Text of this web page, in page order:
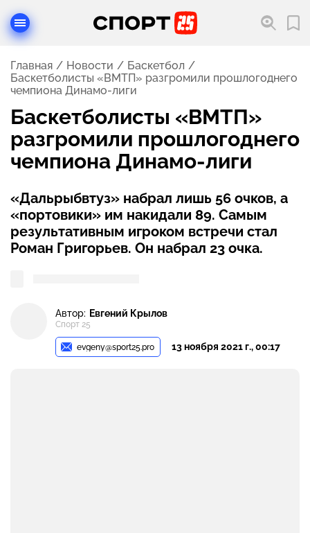
Главная Новости
Баскетбол
Баскетболисты «ВМТП» разгромили прошлогоднего
чемпиона Динамо-лиги
Баскетболисты «ВМТП»
разгромили прошлогоднего
чемпиона Динамо-лиги
«Дальрыбвтуз» набрал лишь 56 очков, а
«портовики» им накидали 89. Самым
результативным игроком встречи стал
Роман Григорьев. Он набрал 23 очка.
Автор: Евгений Крылов
Спорт 25
evgeny@sport25.pro 13 ноября 2021 г., 00:17